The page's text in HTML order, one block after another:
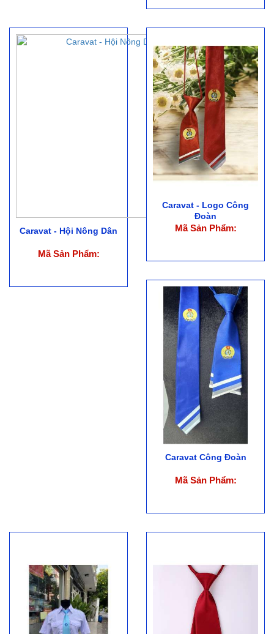
Caravat - Hội Nông Dân
Mã Sản Phẩm:
Caravat - Logo Công
Đoàn
Mã Sản Phẩm:
Caravat Công Đoàn
Mã Sản Phẩm: